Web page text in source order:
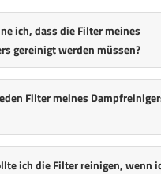
ich, dass die Filter meines
gereinigt werden müssen?
Filter meines
ich die Filter reinigen, wenn